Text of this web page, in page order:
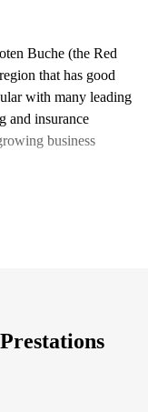
Buche (the Red
that has good
with many leading
and insurance
business